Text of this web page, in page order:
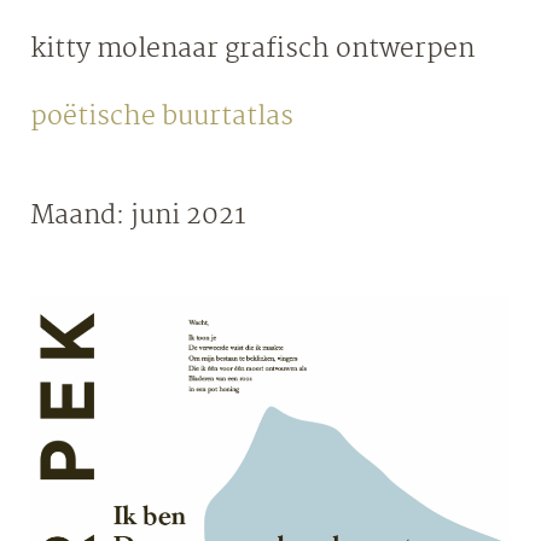
to
kitty molenaargrafisch ontwerpen
poëtische buurtatlas
Maand:juni 2021